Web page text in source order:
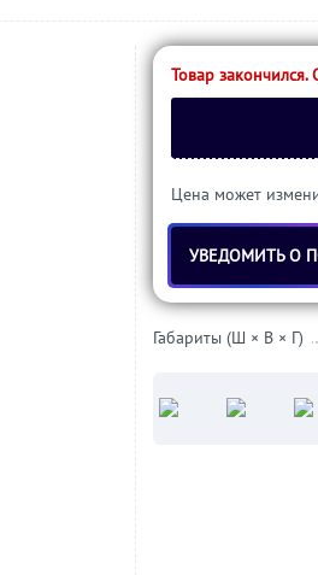
Товар
Цена может
УВЕДОМИТЬ О
Габариты (Ш × В × Г)